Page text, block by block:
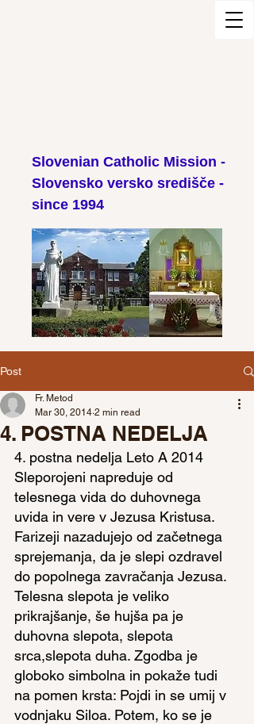
Slovenian Catholic Mission -
Slovensko versko središče -
since 1994
Post
4. POSTNA NEDELJA
Fr. Metod
Mar 30, 2014 2 min read
4. postna nedelja Leto A 2014
Sleporojeni napreduje od
telesnega vida do duhovnega
uvida in vere v Jezusa Kristusa.
Farizeji nazadujejo od začetnega
sprejemanja, da je slepi ozdravel
do popolnega zavračanja Jezusa.
Telesna slepota je veliko
prikrajšanje, še hujša pa je
duhovna slepota, slepota
srca,slepota duha. Zgodba je
globoko simbolna in pokaže tudi
na pomen krsta: Pojdi in se umij v
vodnjaku Siloa. Potem, ko se je